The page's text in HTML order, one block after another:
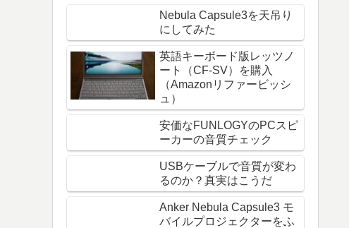
Nebula Capsule3を天吊り
にしてみた
英語キーボード版レッツノ
ート（CF-SV）を購入
（Amazonリファービッシ
ュ）
安価なFUNLOGYのPCスピ
ーカーの音質チェック
USBケーブルで音質が変わ
るのか？真実はこうだ
Anker Nebula Capsule3 モ
バイルプロジェクターをふ